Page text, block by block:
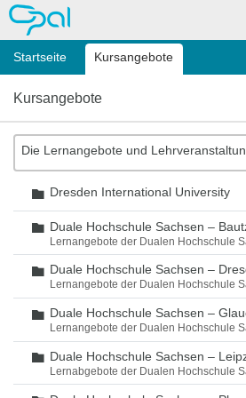
OPAL
Startseite Kursangebote
Kursangebote
Die Lernangebote und
Ordner
Dresden International University
Ordner
Duale Hochschule Sachsen –
Lernangebote der Dualen Hochschule
Ordner
Duale Hochschule Sachsen –
Lernangebote der Dualen Hochschule
Ordner
Duale Hochschule Sachsen –
Lernangebote der Dualen Hochschule
Ordner
Duale Hochschule Sachsen –
Lernabgebote der Dualen Hochschule